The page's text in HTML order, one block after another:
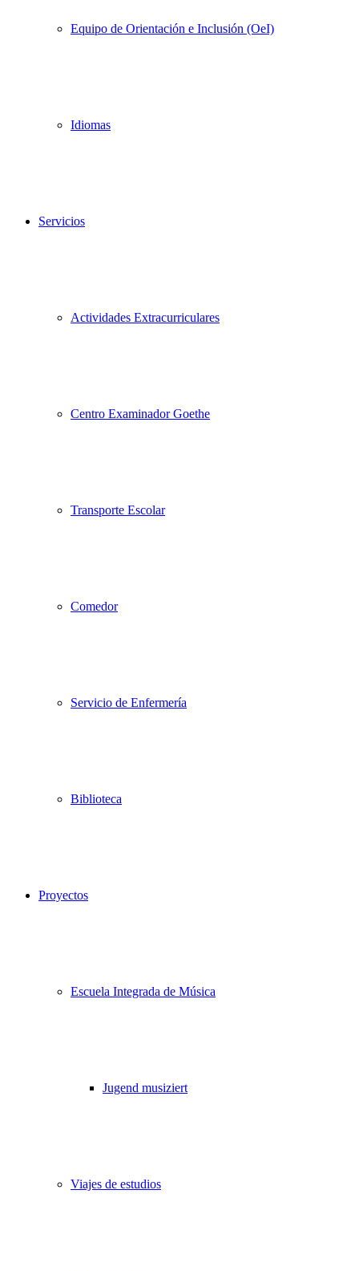
Equipo de Orientación e Inclusión (OeI)
Idiomas
Servicios
Actividades Extracurriculares
Centro Examinador Goethe
Transporte Escolar
Comedor
Servicio de Enfermería
Biblioteca
Proyectos
Escuela Integrada de Música
Jugend musiziert
Viajes de estudios